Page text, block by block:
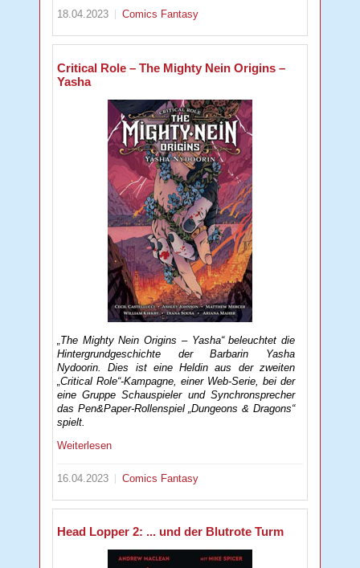
18.04.2023 Comics Fantasy
Critical Role – The Mighty Nein Origins –
Yasha
„The Mighty Nein Origins – Yasha“ beleuchtet die
Hintergrundgeschichte der Barbarin Yasha
Nydoorin. Dies ist eine Heldin aus der zweiten
„Critical Role“-Kampagne, einer Web-Serie, bei der
eine Gruppe Schauspieler und Synchronsprecher
das Pen&Paper-Rollenspiel „Dungeons & Dragons“
spielt.
Weiterlesen
16.04.2023 Comics Fantasy
Head Lopper 2: ... und der Blutrote Turm